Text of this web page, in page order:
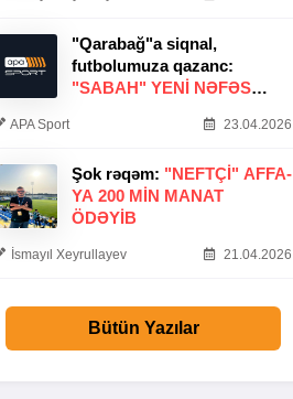
"Qarabağ"a siqnal,
futbolumuza qazanc:
"SABAH" YENI NƏFƏS
APA Sport 23.04.2026
Şok rəqəm: "NEFTÇI" AFFA-
YA 200 MIN MANAT
ÖDƏYIB
İsmayıl Xeyrullayev 21.04.2026
Bütün Yazılar